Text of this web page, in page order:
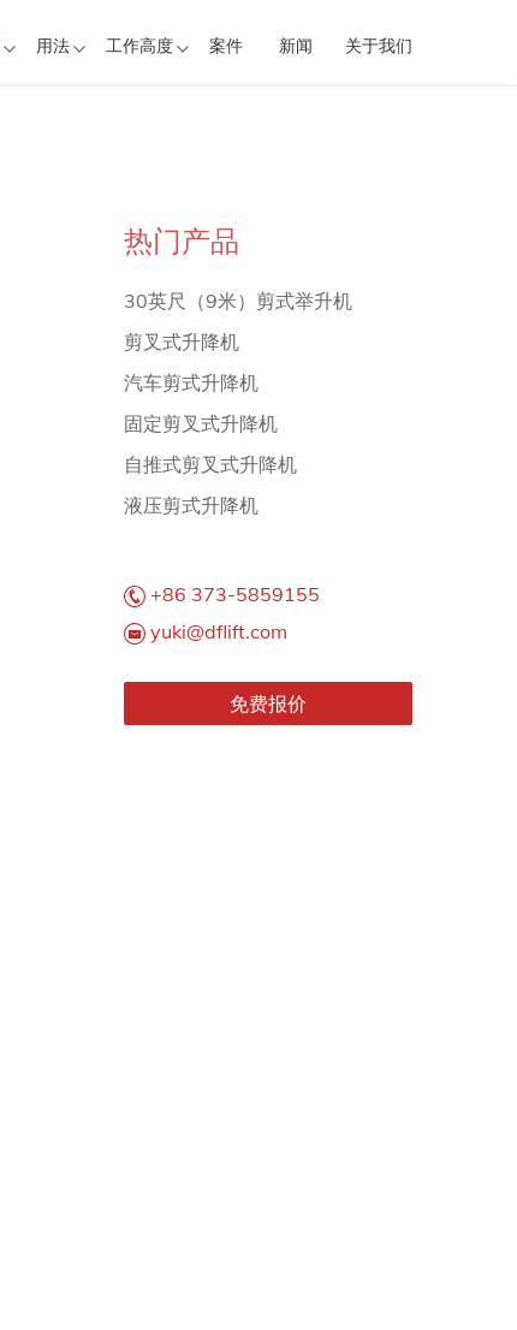
用法 工作高度 案件 新闻 关于我们
热门产品
30英尺（9米）剪式举升机
剪叉式升降机
汽车剪式升降机
固定剪叉式升降机
自推式剪叉式升降机
液压剪式升降机
+86 373-5859155
yuki@dflift.com
免费报价